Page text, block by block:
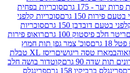
סוכריות בפחית
סוכריות קלפני
150 גרם
סוכריות
100 גרם
רואופ פירות
סוכ' צמר גפן תות חמוץ
ריגושים
ריסז XL טבלת
קוטדור בושה חלב
158 גרם
פרינגלס